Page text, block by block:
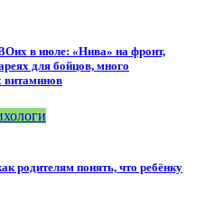
в июле: «Нива» на фронт,
для бойцов, много
витаминов
родителям понять, что ребёнку